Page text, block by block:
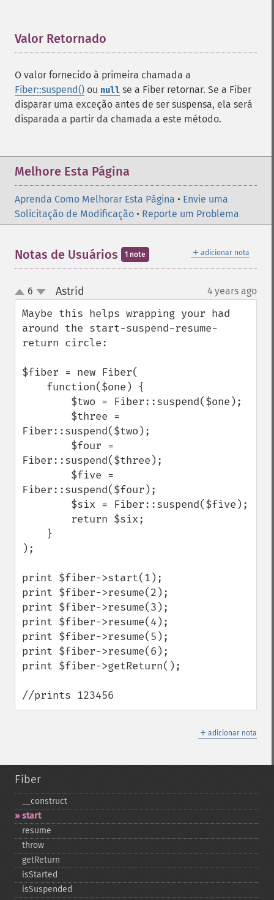
Valor Retornado
O valor fornecido à primeira chamada a
Fiber::suspend() ou null se a Fiber retornar. Se a Fiber
disparar uma exceção antes de ser suspensa, ela será
disparada a partir da chamada a este método.
Melhore Esta Página
Aprenda Como Melhorar Esta Página • Envie uma
Solicitação de Modificação • Reporte um Problema
＋ adicionar nota
Notas de Usuários 1 note
up
down
6 Astrid 4 years ago
Maybe this helps wrapping your had
around the start-suspend-resume-
return circle:
$fiber = new Fiber(
Fiber::suspend($two);
Fiber::suspend($three);
Fiber::suspend($four);
);
print $fiber->start(1);
print $fiber->resume(2);
print $fiber->resume(3);
print $fiber->resume(4);
print $fiber->resume(5);
print $fiber->resume(6);
print $fiber->getReturn();
//prints 123456
＋ adicionar nota
Fiber
_​_​construct
start
resume
throw
getReturn
isStarted
isSuspended